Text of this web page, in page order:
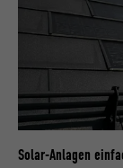
Solar-Anlagen
Anbieter
Laufzeit